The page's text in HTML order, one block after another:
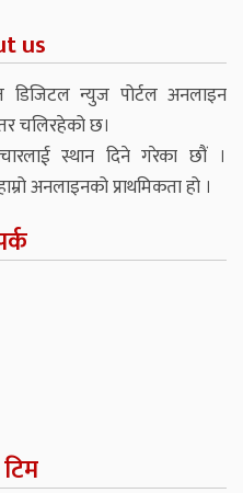
us
डिजिटल न्युज पोर्टल अनलाइन
चलिरहेको छ।
स्थान दिने गरेका छौं ।
अनलाइनको प्राथमिकता हो ।
टिम